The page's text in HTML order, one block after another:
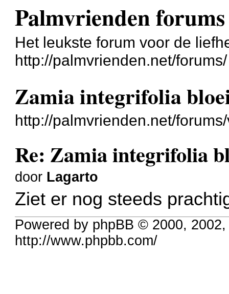
Palmvrienden forums
Het leukste forum voor de
http://palmvrienden.net/forums/
Zamia integrifolia
http://palmvrienden.net/
Re: Zamia integrifolia
door Lagarto
Ziet er nog steeds
Powered by phpBB © 2000,
http://www.phpbb.com/